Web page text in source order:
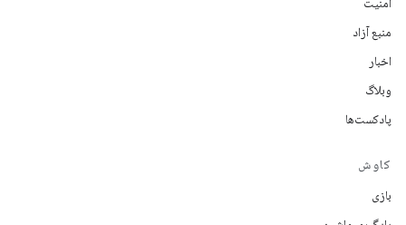
منبع آزاد
اخبار
وبلاگ
پادکست‌ها
کاوش
بازی